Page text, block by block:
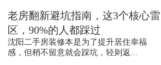
老房翻新避坑指南，这3个核心雷
区，90%的人都踩过
沈阳二手房装修本是为了提升居住幸福
感，但稍不留意就会踩坑，轻则返...